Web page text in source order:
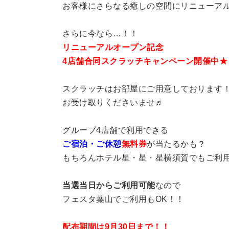
お客様にさらなる癒しの空間にリニューア
さらに今なら…！！
リニューアルオープン記念
4店舗合同スクラッチキャンペーン開催中★
スクラッチはお部屋にご用意しております！
お受け取りくださいませ♬
グループ4店舗で利用できる
ご宿泊・ご休憩無料券が当たるかも？
もちろんホテル星・星・星横須賀でもご利
当選当日からご利用可能なので
フェスタ葉山でご利用もOK！！
配布期間は9月30日まで！！